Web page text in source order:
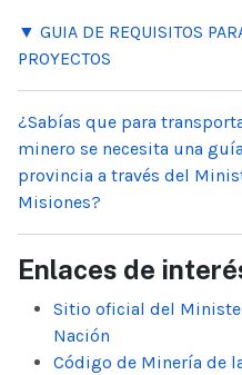
▼ GUIA DE REQUISITOS
PROYECTOS
¿Sabías que para
minero se necesita una
provincia a través del
Misiones?
Enlaces de
Sitio oficial del
Nación
Código de Minería de